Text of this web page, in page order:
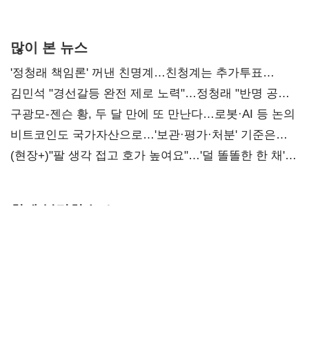
많이 본 뉴스
'정청래 책임론' 꺼낸 친명계…친청계는 추가투표
때리기
김민석 "경선갈등 완전 제로 노력"…정청래 "반명 공세
사과부터"
구광모-젠슨 황, 두 달 만에 또 만난다…로봇·AI 등 논의
비트코인도 국가자산으로…'보관·평가·처분' 기준은
숙제
(현장+)"팔 생각 접고 호가 높여요"…'덜 똘똘한 한 채'
함께 볼만한 뉴스